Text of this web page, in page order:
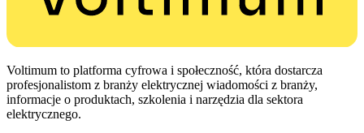
Voltimum to platforma cyfrowa i społeczność, która dostarcza
profesjonalistom z branży elektrycznej wiadomości z branży,
informacje o produktach, szkolenia i narzędzia dla sektora
elektrycznego.